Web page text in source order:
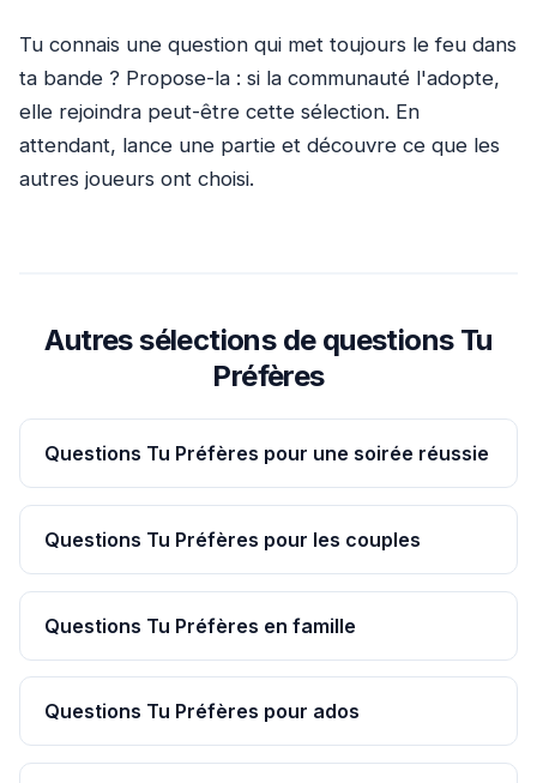
Tu connais une question qui met toujours le feu dans
ta bande ? Propose-la : si la communauté l'adopte,
elle rejoindra peut-être cette sélection. En
attendant, lance une partie et découvre ce que les
autres joueurs ont choisi.
Autres sélections de questions Tu
Préfères
Questions Tu Préfères pour une soirée réussie
Questions Tu Préfères pour les couples
Questions Tu Préfères en famille
Questions Tu Préfères pour ados